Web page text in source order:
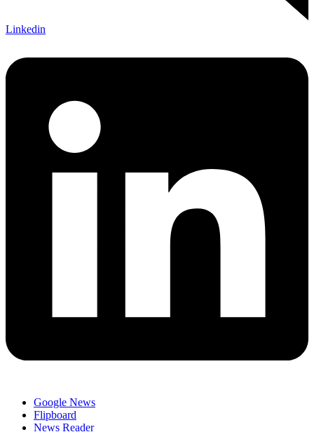
Linkedin
Google News
Flipboard
News Reader